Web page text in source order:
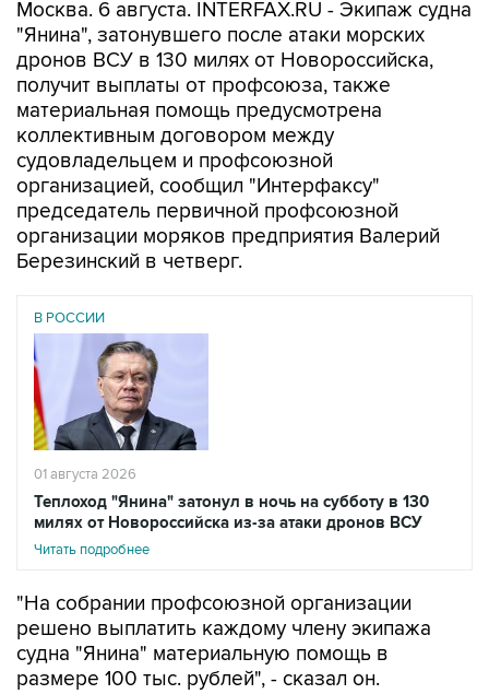
дронов ВСУ в 130 милях от Новороссийска,
получит выплаты от профсоюза, также
материальная помощь предусмотрена
коллективным договором между
судовладельцем и профсоюзной
организацией, сообщил "Интерфаксу"
председатель первичной профсоюзной
организации моряков предприятия Валерий
Березинский в четверг.
В РОССИИ
01 августа 2026
Теплоход "Янина" затонул в ночь на субботу в 130
милях от Новороссийска из-за атаки дронов ВСУ
Читать подробнее
"На собрании профсоюзной организации
судна "Янина" материальную помощь в
размере 100 тыс. рублей", - сказал он.
Деньги планируется выплатить после